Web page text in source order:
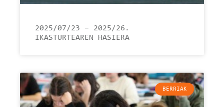
2025/07/23 – 2025/26.
IKASTURTEAREN HASIERA
BERRIAK